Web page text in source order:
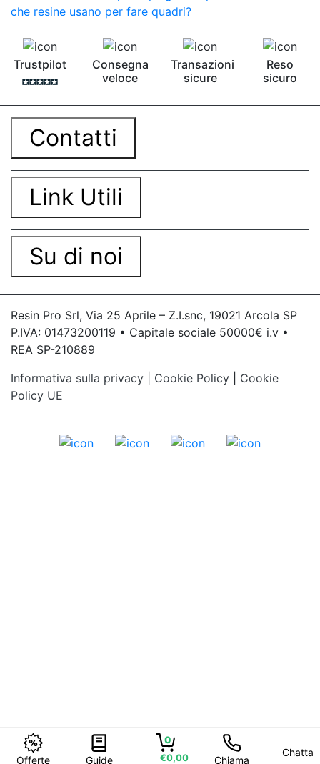
che resine usano per fare quadri?
Trustpilot
Consegna
veloce
Transazioni
sicure
Reso
sicuro
Contatti
Link Utili
Su di noi
Resin Pro Srl, Via 25 Aprile – Z.I.snc, 19021 Arcola SP
P.IVA: 01473200119 • Capitale sociale 50000€ i.v •
REA SP-210889
Informativa sulla privacy
Cookie Policy
Cookie
Policy UE
Offerte Guide
0
€0,00
Chiama
Chatta